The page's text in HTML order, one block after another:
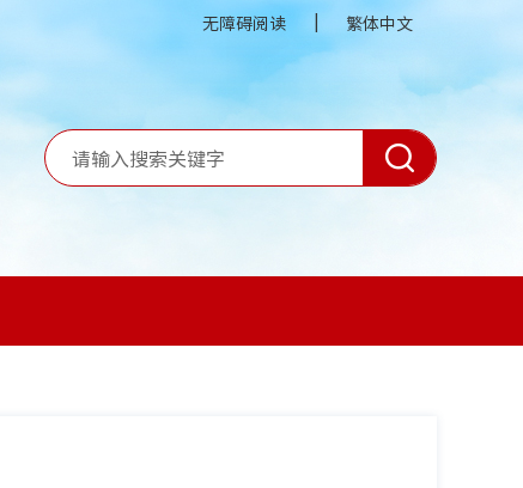
无障碍阅读 | 繁体中文